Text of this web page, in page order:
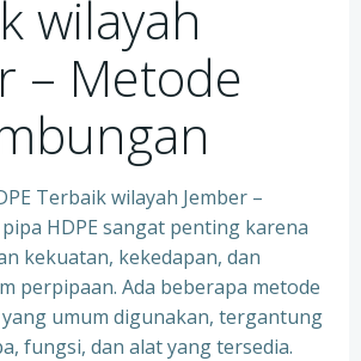
wilayah
– Metode
Terbaik wilayah Jember –
HDPE sangat penting karena
kekuatan, kekedapan, dan
perpipaan. Ada beberapa metode
umum digunakan, tergantung
fungsi, dan alat yang tersedia.